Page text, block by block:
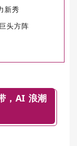
新秀
头方阵
，AI 浪潮